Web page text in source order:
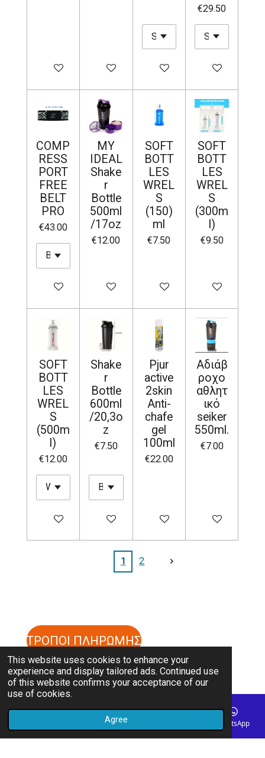
This website uses cookies to enhance your
experience and display tailored ads. Continued use
of this website confirms your acceptance of our
use of cookies.
Agree
Add to cart Add to cart Add to cart
€29.50
Add to cart
COMP
RESS
PORT
FREE
BELT
PRO
€43.00
Add to cart
MY
IDEAL
Shake
r
Bottle
500ml
/17oz
€12.00
Add to cart
SOFT
BOTT
LES
WREL
S
(150)
ml
€7.50
Add to cart
SOFT
BOTT
LES
WREL
S
(300m
l)
€9.50
Add to cart
SOFT
BOTT
LES
WREL
S
(500m
l)
€12.00
Add to cart
Shake
r
Bottle
600ml
/20,3o
z
€7.50
Add to cart
Pjur
active
2skin
Anti-
chafe
gel
100ml
€22.00
Add to cart
Αδιάβ
ροχο
αθλητ
ικό
seiker
550ml.
€7.00
Add to cart
1 2
ΤΡΟΠΟΙ ΠΛΗΡΩΜΗΣ
ΤΡΟΠΟΙ ΑΠΟΣΤΟΛΗΣ
ΟΡΟΙ ΚΑΙ ΠΡΟΥΠΟΘΕΣΕΙΣ
© 2023 - 2026 cpathlete
Map WhatsApp